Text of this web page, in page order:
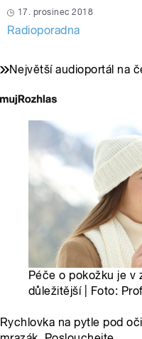
17. prosinec 2018
Radioporadna
Největší audioportál na
Péče o pokožku je v
důležitější | Foto:
Rychlovka na pytle pod